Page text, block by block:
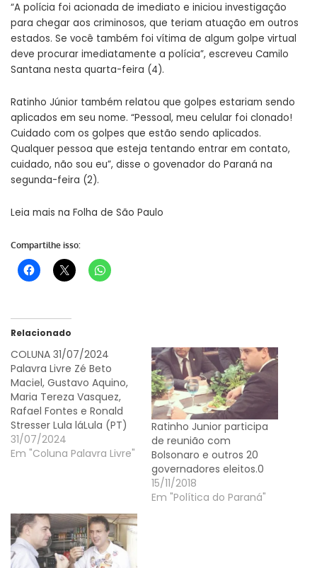
“A polícia foi acionada de imediato e iniciou investigação
para chegar aos criminosos, que teriam atuação em outros
estados. Se você também foi vítima de algum golpe virtual
deve procurar imediatamente a polícia”, escreveu Camilo
Santana nesta quarta-feira (4).
Ratinho Júnior também relatou que golpes estariam sendo
aplicados em seu nome. “Pessoal, meu celular foi clonado!
Cuidado com os golpes que estão sendo aplicados.
Qualquer pessoa que esteja tentando entrar em contato,
cuidado, não sou eu”, disse o govenador do Paraná na
segunda-feira (2).
Leia mais na Folha de São Paulo
Compartilhe isso:
Relacionado
COLUNA 31/07/2024
Palavra Livre Zé Beto
Maciel, Gustavo Aquino,
Maria Tereza Vasquez,
Rafael Fontes e Ronald
Stresser Lula láLula (PT)
lidera os cinco cenários à
presidente levantados
Bolsonaro (PL), Michelle
Bolsonaro (PL), Tarcísio
de Freitas
31/07/2024
Em "Coluna Palavra Livre"
Ratinho Junior participa
de reunião com
Bolsonaro e outros 20
governadores eleitos.0
15/11/2018
Em "Política do Paraná"